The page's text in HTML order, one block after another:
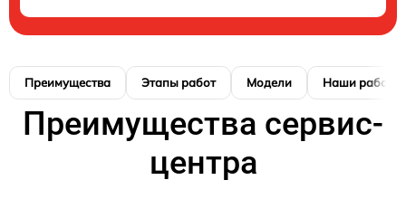
Преимущества Этапы работ Модели Наши работы
Преимущества сервис-
центра